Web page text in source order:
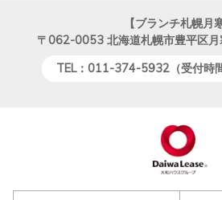
【ブランチ札幌月寒
〒062-0053 北海道札幌市豊平区
TEL：011-374-5932（受付時